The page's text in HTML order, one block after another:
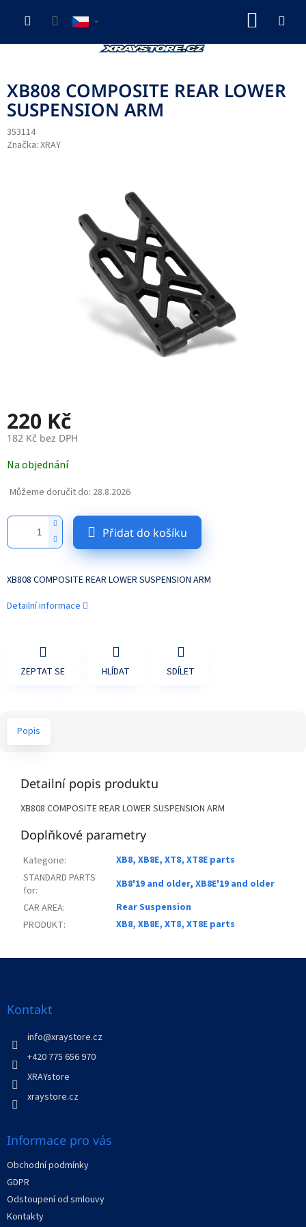
XB808 COMPOSITE REAR LOWER
SUSPENSION ARM
353114
Značka: XRAY
220 Kč
182 Kč bez DPH
cena:
Na objednání
Můžeme doručit do: 28.8.2026
Přidat do košíku
XB808 COMPOSITE REAR LOWER SUSPENSION ARM
Detailní informace
ZEPTAT SE HLÍDAT SDÍLET
Popis
Detailní popis produktu
XB808 COMPOSITE REAR LOWER SUSPENSION ARM
Doplňkové parametry
Kategorie:
XB8, XB8E, XT8, XT8E parts
STANDARD PARTS
for: XB8'19 and older, XB8E'19 and older
CAR AREA:
Rear Suspension
PRODUKT: XB8, XB8E, XT8, XT8E parts
Kontakt
info@xraystore.cz
+420 775 656 970
XRAYstore
xraystore.cz
Informace pro vás
Obchodní podmínky
GDPR
Odstoupení od smlouvy
Kontakty